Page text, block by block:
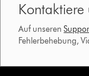
Kontaktiere
Auf unseren
Fehlerbehebung,